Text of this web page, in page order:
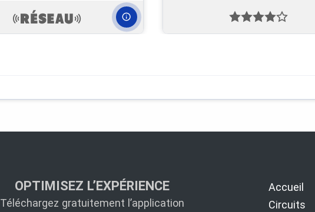
OPTIMISEZ L’EXPÉRIENCE
Téléchargez gratuitement l’application
Accueil
Circuits